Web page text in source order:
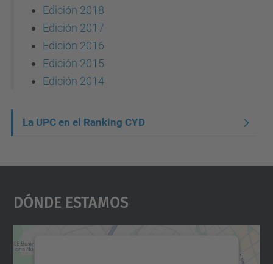
Edición 2018
Edición 2017
Edición 2016
Edición 2015
Edición 2014
v
g
a
c
La UPC en el Ranking CYD
Dónde Estamos